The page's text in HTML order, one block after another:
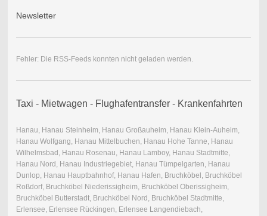
Newsletter
Fehler: Die RSS-Feeds konnten nicht geladen werden.
Taxi - Mietwagen - Flughafentransfer - Krankenfahrten
Hanau, Hanau Steinheim, Hanau Großauheim, Hanau Klein-Auheim,
Hanau Wolfgang, Hanau Mittelbuchen, Hanau Hohe Tanne, Hanau
Wilhelmsbad, Hanau Rosenau, Hanau Lamboy, Hanau Stadtmitte,
Hanau Nord, Hanau Industriegebiet, Hanau Tümpelgarten, Hanau
Dunlop, Hanau Hauptbahnhof, Hanau Hafen, Bruchköbel, Bruchköbel
Roßdorf, Bruchköbel Niederissigheim, Bruchköbel Oberissigheim,
Bruchköbel Butterstadt, Bruchköbel Nord, Bruchköbel Stadtmitte,
Erlensee, Erlensee Rückingen, Erlensee Langendiebach,